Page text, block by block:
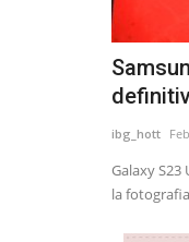
ibg_hott
Galaxy
la fotografia